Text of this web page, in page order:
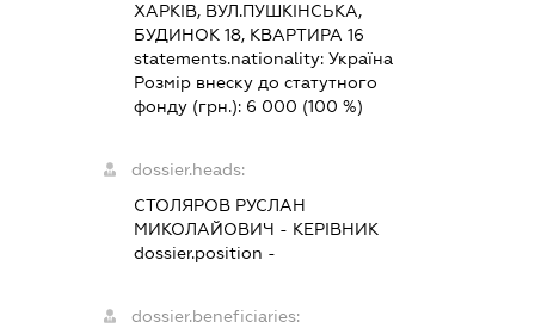
ХАРКІВ, ВУЛ.ПУШКІНСЬКА,
БУДИНОК 18, КВАРТИРА 16
statements.nationality: Україна
Розмір внеску до статутного
фонду (грн.): 6 000 (100 %)
dossier.heads:
СТОЛЯРОВ РУСЛАН
МИКОЛАЙОВИЧ - КЕРІВНИК
dossier.position -
dossier.beneficiaries: